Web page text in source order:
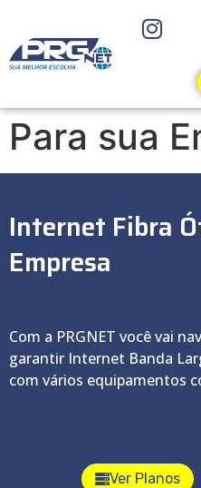
Para sua
Internet Fibra
Empresa
Com a PRGNET você vai
garantir Internet Banda
com vários equipamentos
Ver Planos